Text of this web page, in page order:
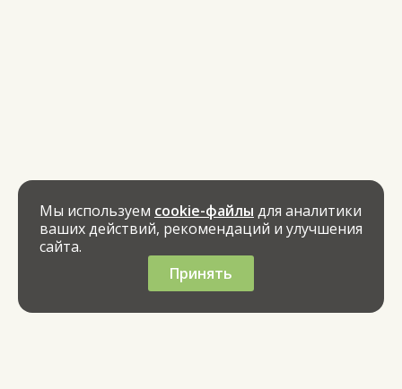
Мы используем cookie-файлы для аналитики
ваших действий, рекомендаций и улучшения
сайта.
Принять